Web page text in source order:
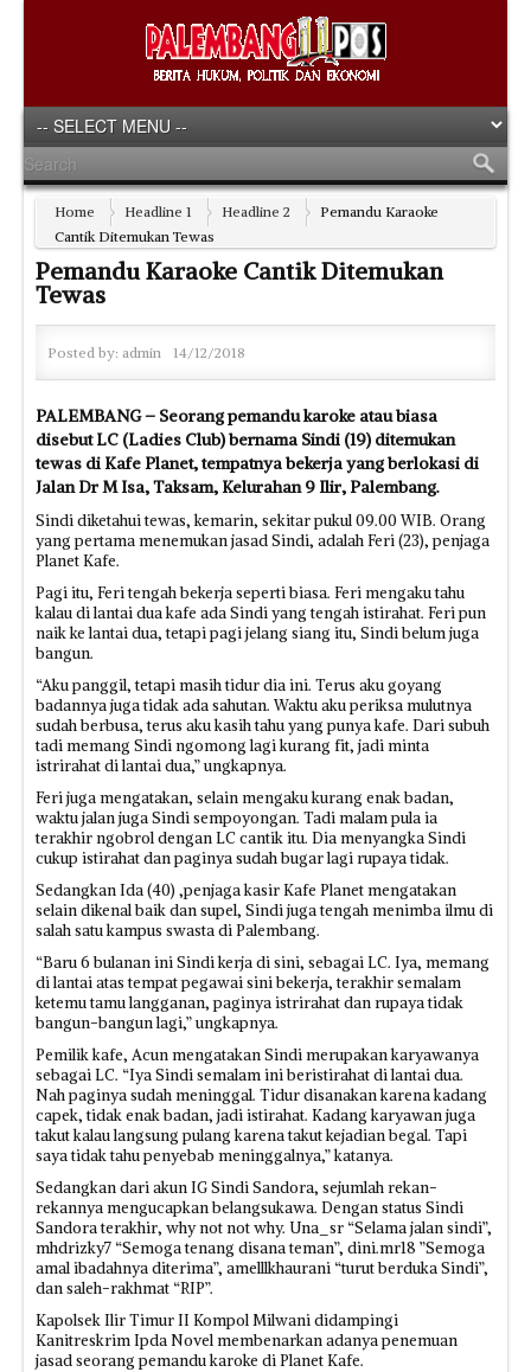
Home Headline 1 Headline 2
Pemandu Karaoke
Cantik Ditemukan Tewas
Pemandu Karaoke Cantik Ditemukan
Tewas
Posted by: admin 14/12/2018
PALEMBANG – Seorang pemandu karoke atau biasa
disebut LC (Ladies Club) bernama Sindi (19) ditemukan
tewas di Kafe Planet, tempatnya bekerja yang berlokasi di
Jalan Dr M Isa, Taksam, Kelurahan 9 Ilir, Palembang.
Sindi diketahui tewas, kemarin, sekitar pukul 09.00 WIB. Orang
yang pertama menemukan jasad Sindi, adalah Feri (23), penjaga
Planet Kafe.
Pagi itu, Feri tengah bekerja seperti biasa. Feri mengaku tahu
kalau di lantai dua kafe ada Sindi yang tengah istirahat. Feri pun
naik ke lantai dua, tetapi pagi jelang siang itu, Sindi belum juga
bangun.
“Aku panggil, tetapi masih tidur dia ini. Terus aku goyang
badannya juga tidak ada sahutan. Waktu aku periksa mulutnya
sudah berbusa, terus aku kasih tahu yang punya kafe. Dari subuh
tadi memang Sindi ngomong lagi kurang fit, jadi minta
istrirahat di lantai dua,” ungkapnya.
Feri juga mengatakan, selain mengaku kurang enak badan,
waktu jalan juga Sindi sempoyongan. Tadi malam pula ia
terakhir ngobrol dengan LC cantik itu. Dia menyangka Sindi
cukup istirahat dan paginya sudah bugar lagi rupaya tidak.
Sedangkan Ida (40) ,penjaga kasir Kafe Planet mengatakan
selain dikenal baik dan supel, Sindi juga tengah menimba ilmu di
salah satu kampus swasta di Palembang.
“Baru 6 bulanan ini Sindi kerja di sini, sebagai LC. Iya, memang
di lantai atas tempat pegawai sini bekerja, terakhir semalam
ketemu tamu langganan, paginya istrirahat dan rupaya tidak
bangun-bangun lagi,” ungkapnya.
Pemilik kafe, Acun mengatakan Sindi merupakan karyawanya
sebagai LC. “Iya Sindi semalam ini beristirahat di lantai dua.
Nah paginya sudah meninggal. Tidur disanakan karena kadang
capek, tidak enak badan, jadi istirahat. Kadang karyawan juga
takut kalau langsung pulang karena takut kejadian begal. Tapi
saya tidak tahu penyebab meninggalnya,” katanya.
Sedangkan dari akun IG Sindi Sandora, sejumlah rekan-
rekannya mengucapkan belangsukawa. Dengan status Sindi
Sandora terakhir, why not not why. Una_sr “Selama jalan sindi”,
mhdrizky7 “Semoga tenang disana teman”, dini.mr18 ”Semoga
amal ibadahnya diterima”, amelllkhaurani “turut berduka Sindi”,
dan saleh-rakhmat “RIP”.
Kapolsek Ilir Timur II Kompol Milwani didampingi
Kanitreskrim Ipda Novel membenarkan adanya penemuan
jasad seorang pemandu karoke di Planet Kafe.